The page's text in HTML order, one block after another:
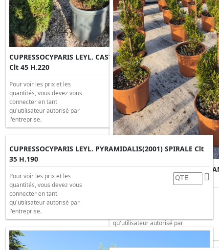
CUPRESSOCYPARIS LEYL. CASTLEWELLAND GOLD SPIRALE
Clt 45 H.220
Pour voir les prix et les
quantités, vous devez vous
connecter en tant
qu'utilisateur autorisé par
l'entreprise.
CUPRESSOCYPARIS LEYL.
qu'utilisateur autorisé par
l'entreprise.
CUPRESSOCYPARIS LEYL. PYRAMIDALIS(2001) SPIRALE Clt
35 H.190
Pour voir les prix et les
quantités, vous devez vous
connecter en tant
qu'utilisateur autorisé par
l'entreprise.